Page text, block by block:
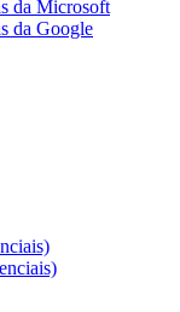
da Microsoft
da Google